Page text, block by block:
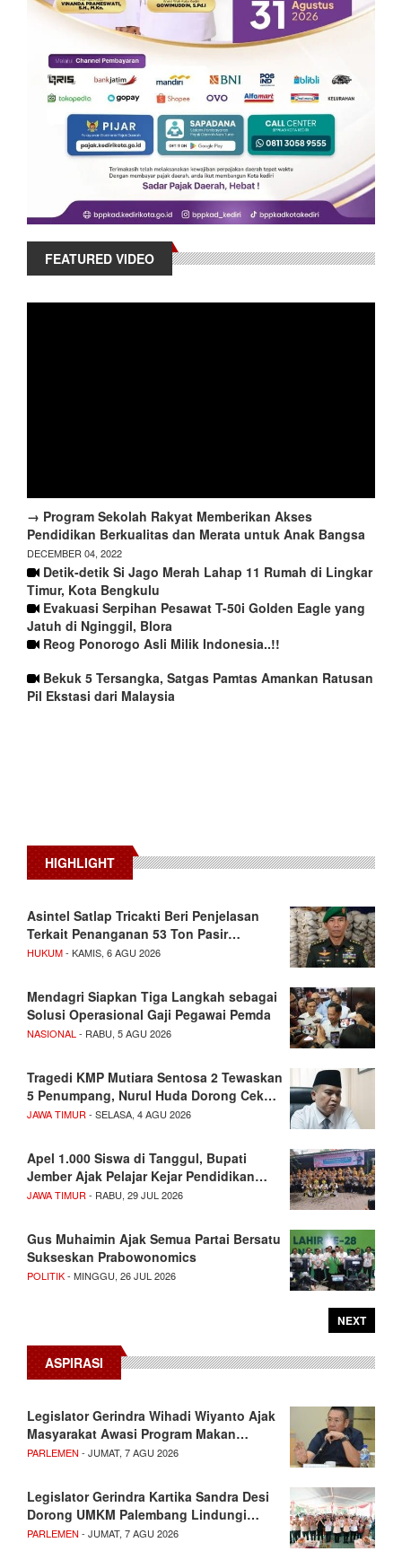
FEATURED VIDEO
→ Program Sekolah Rakyat Memberikan Akses
Pendidikan Berkualitas dan Merata untuk Anak Bangsa
DECEMBER 04, 2022
Detik-detik Si Jago Merah Lahap 11 Rumah di Lingkar
Timur, Kota Bengkulu
Evakuasi Serpihan Pesawat T-50i Golden Eagle yang
Jatuh di Nginggil, Blora
Reog Ponorogo Asli Milik Indonesia..!!
Bekuk 5 Tersangka, Satgas Pamtas Amankan Ratusan
Pil Ekstasi dari Malaysia
HIGHLIGHT
Asintel Satlap Tricakti Beri Penjelasan
Terkait Penanganan 53 Ton Pasir…
HUKUM- KAMIS, 6 AGU 2026
Mendagri Siapkan Tiga Langkah sebagai
Solusi Operasional Gaji Pegawai Pemda
NASIONAL - RABU, 5 AGU 2026
Tragedi KMP Mutiara Sentosa 2 Tewaskan
5 Penumpang, Nurul Huda Dorong Cek…
JAWA TIMUR - SELASA, 4 AGU 2026
Apel 1.000 Siswa di Tanggul, Bupati
Jember Ajak Pelajar Kejar Pendidikan…
JAWA TIMUR - RABU, 29 JUL 2026
Gus Muhaimin Ajak Semua Partai Bersatu
Sukseskan Prabowonomics
POLITIK- MINGGU, 26 JUL 2026
NEXT
ASPIRASI
Legislator Gerindra Wihadi Wiyanto Ajak
Masyarakat Awasi Program Makan…
PARLEMEN - JUMAT, 7 AGU 2026
Legislator Gerindra Kartika Sandra Desi
Dorong UMKM Palembang Lindungi…
PARLEMEN - JUMAT, 7 AGU 2026